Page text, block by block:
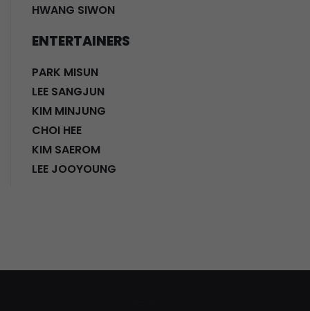
HWANG SIWON
ENTERTAINERS
PARK MISUN
LEE SANGJUN
KIM MINJUNG
CHOI HEE
KIM SAEROM
LEE JOOYOUNG